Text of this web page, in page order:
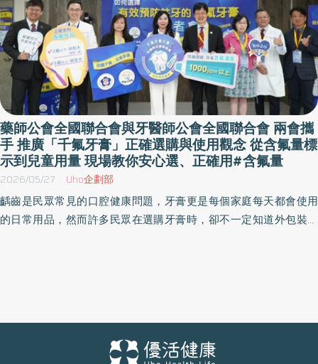
藥師公會全國聯合會與牙醫師公會全國聯合會 兩會攜
手 推廣「千氟牙膏」正確選購與使用觀念 從含氟量標
示到兒童用量 現場教你安心選、正確用#含氟量
2026/05/27 Uho企劃部
齲齒是民眾常見的口腔健康問題，牙膏更是每個家庭每天都會使用
的日常用品，然而許多民眾在選購牙膏時，卻不一定知道外包裝上
整說明含氟牙膏防齲重點，協助民眾建立更完整的口腔保健觀念。